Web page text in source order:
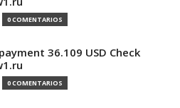
0 COMENTARIOS
36.109 USD Check
0 COMENTARIOS